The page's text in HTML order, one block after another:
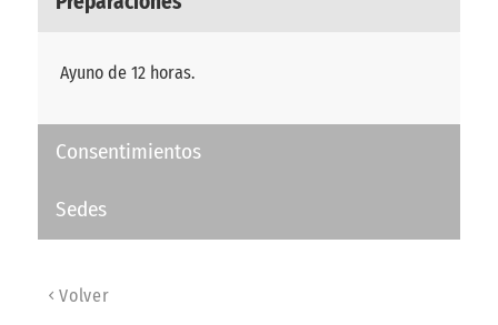
Ayuno de 12 horas.
Consentimientos
Sedes
Volver